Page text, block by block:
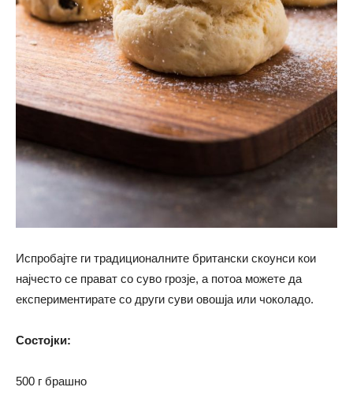
Испробајте ги традиционалните британски скоунси кои
најчесто се прават со суво грозје, а потоа можете да
експериментирате со други суви овошја или чоколадо.
Состојки:
500 г брашно